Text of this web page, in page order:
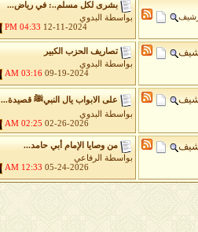
بشرى لكل مسلم..: في رياض...
بواسطة
البدوي
12-11-2024
04:33 PM
تصاريف الحزب الكبير
بواسطة
البدوي
09-19-2024
03:16 AM
على الابواب يال النبيﷺ قصيدة...
بواسطة
البدوي
02-26-2026
02:25 AM
من وصايا الإمام أبي حامد...
بواسطة
الرفاعي
05-24-2026
12:33 AM